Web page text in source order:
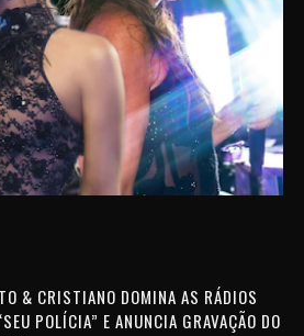
& CRISTIANO DOMINA AS RÁDIOS
POLÍCIA” E ANUNCIA GRAVAÇÃO DO